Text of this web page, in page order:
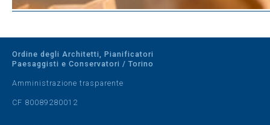
Ordine degli Architetti, Pianificatori
Paesaggisti e Conservatori / Torino
Amministrazione trasparente
CF 80089280012